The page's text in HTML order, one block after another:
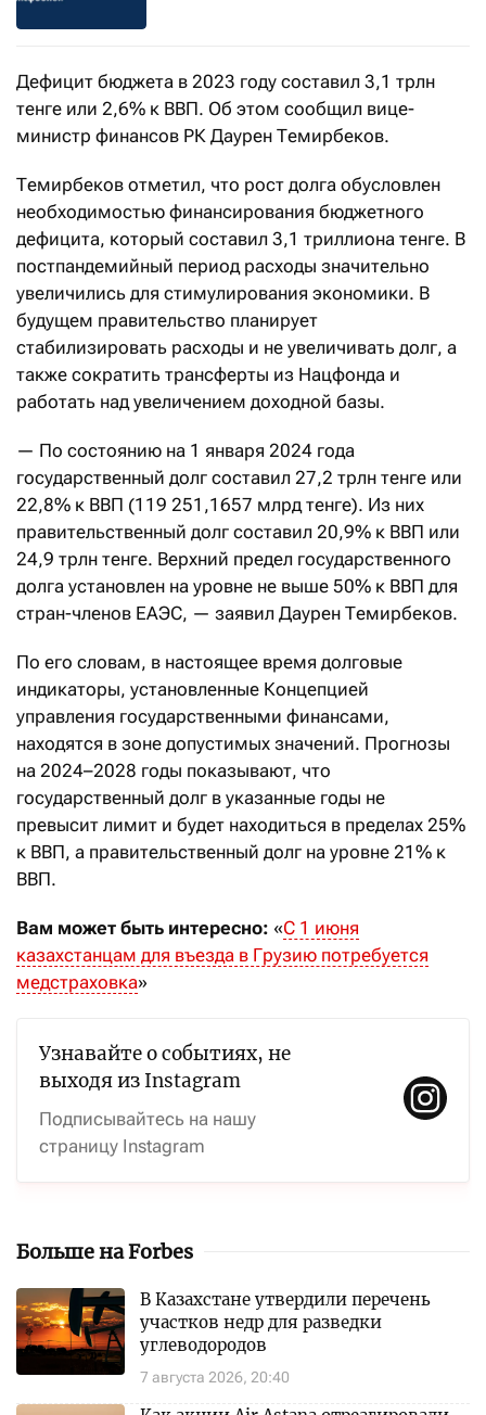
Дефицит бюджета в 2023 году составил 3,1 трлн
тенге или 2,6% к ВВП. Об этом сообщил вице-
министр финансов РК Даурен Темирбеков.
Темирбеков отметил, что рост долга обусловлен
необходимостью финансирования бюджетного
дефицита, который составил 3,1 триллиона тенге. В
постпандемийный период расходы значительно
увеличились для стимулирования экономики. В
будущем правительство планирует
стабилизировать расходы и не увеличивать долг, а
также сократить трансферты из Нацфонда и
работать над увеличением доходной базы.
— По состоянию на 1 января 2024 года
государственный долг составил 27,2 трлн тенге или
22,8% к ВВП (119 251,1657 млрд тенге). Из них
правительственный долг составил 20,9% к ВВП или
24,9 трлн тенге. Верхний предел государственного
долга установлен на уровне не выше 50% к ВВП для
стран-членов ЕАЭС, — заявил Даурен Темирбеков.
По его словам, в настоящее время долговые
индикаторы, установленные Концепцией
управления государственными финансами,
находятся в зоне допустимых значений. Прогнозы
на 2024–2028 годы показывают, что
государственный долг в указанные годы не
превысит лимит и будет находиться в пределах 25%
к ВВП, а правительственный долг на уровне 21% к
ВВП.
Вам может быть интересно: «С 1 июня
казахстанцам для въезда в Грузию потребуется
медстраховка»
Узнавайте о событиях, не
выходя из Instagram
Подписывайтесь на нашу
страницу Instagram
Больше на Forbes
7 августа 2026, 20:40
В Казахстане утвердили перечень
участков недр для разведки
углеводородов